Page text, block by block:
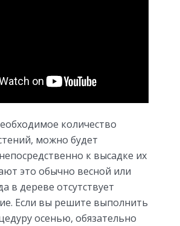
количество
можно будет
к высадке их
это обычно весной или
в дереве отсутствует
Если вы решите выполнить
осенью, обязательно